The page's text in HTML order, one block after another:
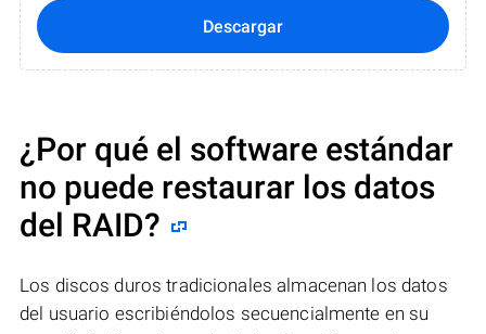
Descargar
¿Por qué el software estándar
no puede restaurar los datos
del RAID?
Los discos duros tradicionales almacenan los datos
del usuario escribiéndolos secuencialmente en su